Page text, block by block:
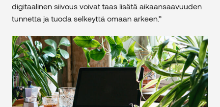
digitaalinen siivous voivat taas lisätä aikaansaavuuden
tunnetta ja tuoda selkeyttä omaan arkeen.”